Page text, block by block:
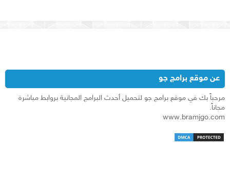
عن موقع برامج جو
مرحباً بك في موقع برامج جو لتحميل أحدث البرامج المجانية بروابط مباشرة
مجاناً.
www.bramjgo.com